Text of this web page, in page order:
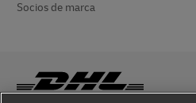
Socios de marca